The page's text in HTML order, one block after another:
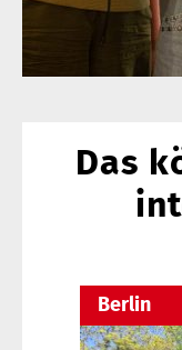
Das
Berlin